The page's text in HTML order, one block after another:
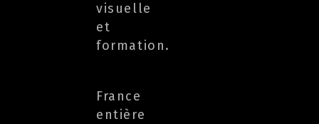
visuelle
et
formation.
France
entière